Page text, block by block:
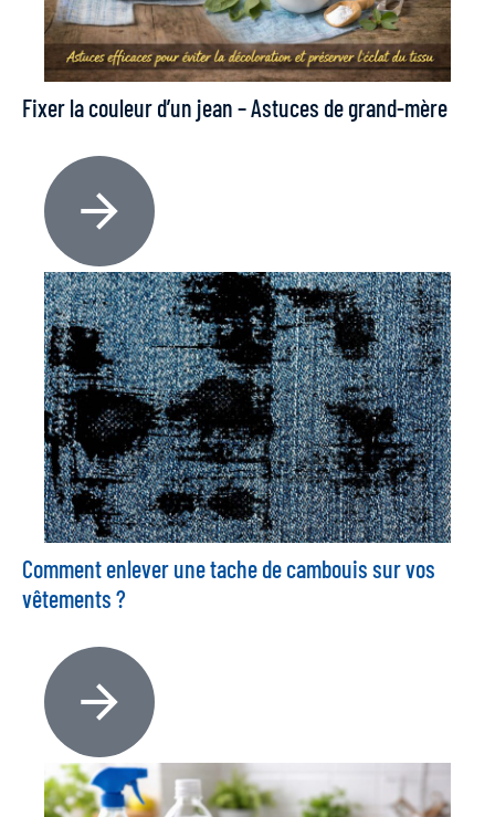
Fixer la couleur d’un jean – Astuces de grand-mère
Comment enlever une tache de cambouis sur vos
vêtements ?